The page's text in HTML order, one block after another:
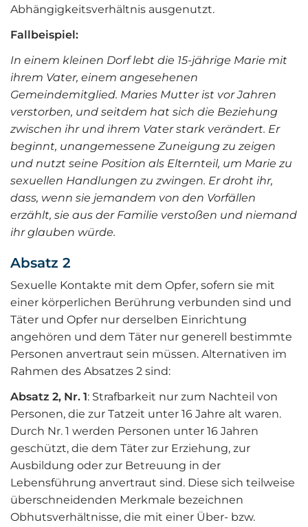
Abhängigkeitsverhältnis ausgenutzt.
Fallbeispiel:
In einem kleinen Dorf lebt die 15-jährige Marie mit
ihrem Vater, einem angesehenen
Gemeindemitglied. Maries Mutter ist vor Jahren
verstorben, und seitdem hat sich die Beziehung
zwischen ihr und ihrem Vater stark verändert. Er
beginnt, unangemessene Zuneigung zu zeigen
und nutzt seine Position als Elternteil, um Marie zu
sexuellen Handlungen zu zwingen. Er droht ihr,
dass, wenn sie jemandem von den Vorfällen
erzählt, sie aus der Familie verstoßen und niemand
ihr glauben würde.
Absatz 2
Sexuelle Kontakte mit dem Opfer, sofern sie mit
einer körperlichen Berührung verbunden sind und
Täter und Opfer nur derselben Einrichtung
angehören und dem Täter nur generell bestimmte
Personen anvertraut sein müssen. Alternativen im
Rahmen des Absatzes 2 sind:
Absatz 2, Nr. 1: Strafbarkeit nur zum Nachteil von
Personen, die zur Tatzeit unter 16 Jahre alt waren.
Durch Nr. 1 werden Personen unter 16 Jahren
geschützt, die dem Täter zur Erziehung, zur
Ausbildung oder zur Betreuung in der
Lebensführung anvertraut sind. Diese sich teilweise
überschneidenden Merkmale bezeichnen
Obhutsverhältnisse, die mit einer Über- bzw.